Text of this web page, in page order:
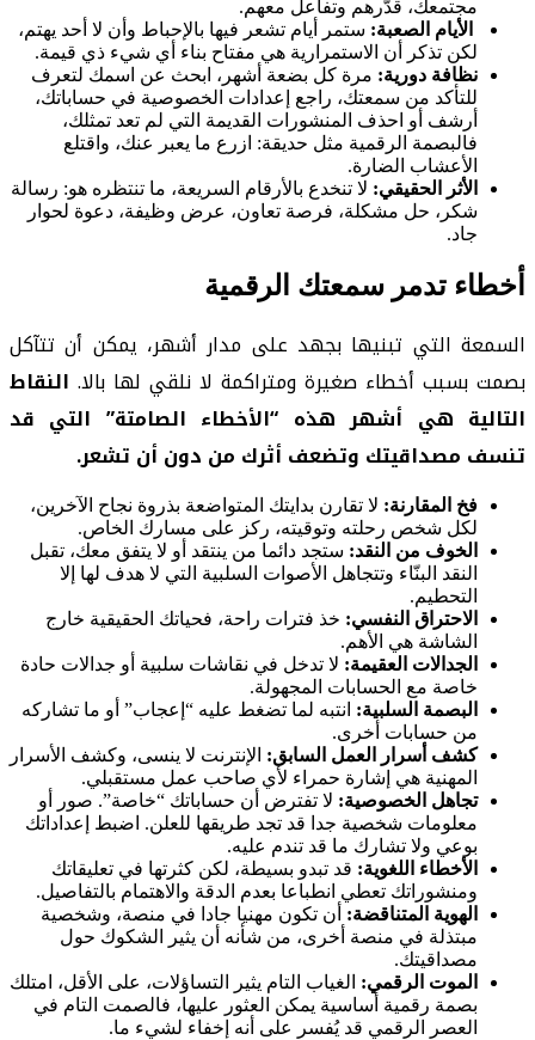
مجتمعك، قدّرهم وتفاعل معهم.
الأيام الصعبة: ستمر أيام تشعر فيها بالإحباط وأن لا أحد يهتم،
لكن تذكر أن الاستمرارية هي مفتاح بناء أي شيء ذي قيمة.
نظافة دورية: مرة كل بضعة أشهر، ابحث عن اسمك لتعرف
للتأكد من سمعتك، راجع إعدادات الخصوصية في حساباتك،
أرشف أو احذف المنشورات القديمة التي لم تعد تمثلك،
فالبصمة الرقمية مثل حديقة: ازرع ما يعبر عنك، واقتلع
الأعشاب الضارة.
الأثر الحقيقي: لا تنخدع بالأرقام السريعة، ما تنتظره هو: رسالة
شكر، حل مشكلة، فرصة تعاون، عرض وظيفة، دعوة لحوار
جاد.
أخطاء تدمر سمعتك الرقمية
السمعة التي تبنيها بجهد على مدار أشهر، يمكن أن تتآكل
بصمت بسبب أخطاء صغيرة ومتراكمة لا نلقي لها بالا. النقاط
التالية هي أشهر هذه “الأخطاء الصامتة” التي قد
تنسف مصداقيتك وتضعف أثرك من دون أن تشعر.
فخ المقارنة: لا تقارن بدايتك المتواضعة بذروة نجاح الآخرين،
لكل شخص رحلته وتوقيته، ركز على مسارك الخاص.
الخوف من النقد: ستجد دائما من ينتقد أو لا يتفق معك، تقبل
النقد البنّاء وتتجاهل الأصوات السلبية التي لا هدف لها إلا
التحطيم.
الاحتراق النفسي: خذ فترات راحة، فحياتك الحقيقية خارج
الشاشة هي الأهم.
الجدالات العقيمة: لا تدخل في نقاشات سلبية أو جدالات حادة
خاصة مع الحسابات المجهولة.
البصمة السلبية: انتبه لما تضغط عليه “إعجاب” أو ما تشاركه
من حسابات أخرى.
كشف أسرار العمل السابق: الإنترنت لا ينسى، وكشف الأسرار
المهنية هي إشارة حمراء لأي صاحب عمل مستقبلي.
تجاهل الخصوصية: لا تفترض أن حساباتك “خاصة”. صور أو
معلومات شخصية جدا قد تجد طريقها للعلن. اضبط إعداداتك
بوعي ولا تشارك ما قد تندم عليه.
الأخطاء اللغوية: قد تبدو بسيطة، لكن كثرتها في تعليقاتك
ومنشوراتك تعطي انطباعا بعدم الدقة والاهتمام بالتفاصيل.
الهوية المتناقضة: أن تكون مهنيا جادا في منصة، وشخصية
مبتذلة في منصة أخرى، من شأنه أن يثير الشكوك حول
مصداقيتك.
الموت الرقمي: الغياب التام يثير التساؤلات، على الأقل، امتلك
بصمة رقمية أساسية يمكن العثور عليها، فالصمت التام في
العصر الرقمي قد يُفسر على أنه إخفاء لشيء ما.